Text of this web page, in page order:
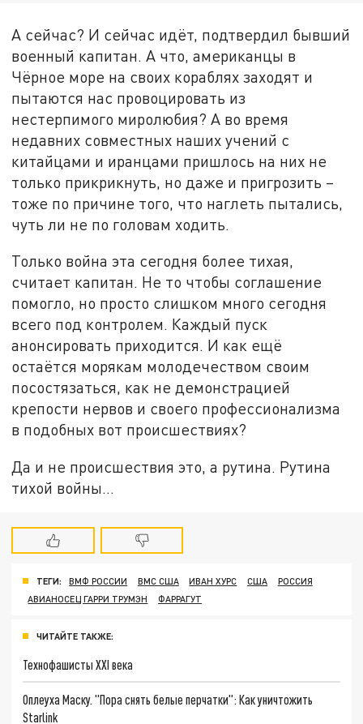
А сейчас? И сейчас идёт, подтвердил бывший
военный капитан. А что, американцы в
Чёрное море на своих кораблях заходят и
пытаются нас провоцировать из
нестерпимого миролюбия? А во время
недавних совместных наших учений с
китайцами и иранцами пришлось на них не
только прикрикнуть, но даже и пригрозить –
тоже по причине того, что наглеть пытались,
чуть ли не по головам ходить.
Только война эта сегодня более тихая,
считает капитан. Не то чтобы соглашение
помогло, но просто слишком много сегодня
всего под контролем. Каждый пуск
анонсировать приходится. И как ещё
остаётся морякам молодечеством своим
посостязаться, как не демонстрацией
крепости нервов и своего профессионализма
в подобных вот происшествиях?
Да и не происшествия это, а рутина. Рутина
тихой войны…
ТЕГИ: ВМФ РОССИИ ВМС США ИВАН ХУРС США
РОССИЯ
АВИАНОСЕЦ ГАРРИ ТРУМЭН
ФАРРАГУТ
ЧИТАЙТЕ ТАКЖЕ:
Технофашисты XXI века
Оплеуха Маску. "Пора снять белые перчатки": Как уничтожить
Starlink